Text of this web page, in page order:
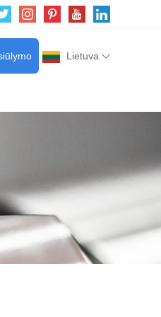
Lietuva